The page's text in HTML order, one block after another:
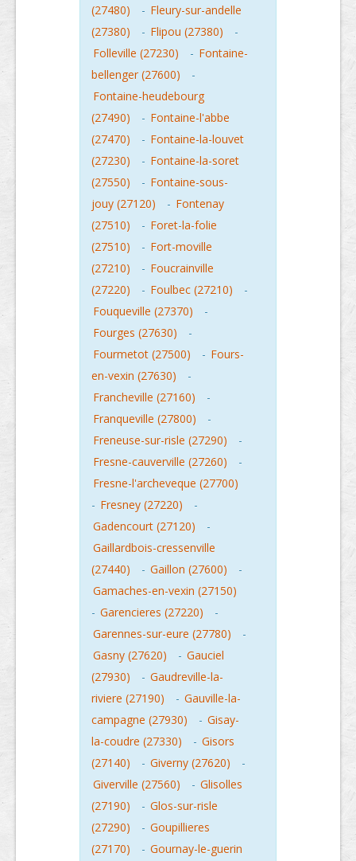
(27480)
- Fleury-sur-andelle
(27380)
- Flipou (27380)
-
Folleville (27230)
- Fontaine-
bellenger (27600)
-
Fontaine-heudebourg
(27490)
- Fontaine-l'abbe
(27470)
- Fontaine-la-louvet
(27230)
- Fontaine-la-soret
(27550)
- Fontaine-sous-
jouy (27120)
- Fontenay
(27510)
- Foret-la-folie
(27510)
- Fort-moville
(27210)
- Foucrainville
(27220)
- Foulbec (27210)
-
Fouqueville (27370)
-
Fourges (27630)
-
Fourmetot (27500)
- Fours-
en-vexin (27630)
-
Francheville (27160)
-
Franqueville (27800)
-
Freneuse-sur-risle (27290)
-
Fresne-cauverville (27260)
-
Fresne-l'archeveque (27700)
- Fresney (27220)
-
Gadencourt (27120)
-
Gaillardbois-cressenville
(27440)
- Gaillon (27600)
-
Gamaches-en-vexin (27150)
- Garencieres (27220)
-
Garennes-sur-eure (27780)
-
Gasny (27620)
- Gauciel
(27930)
- Gaudreville-la-
riviere (27190)
- Gauville-la-
campagne (27930)
- Gisay-
la-coudre (27330)
- Gisors
(27140)
- Giverny (27620)
-
Giverville (27560)
- Glisolles
(27190)
- Glos-sur-risle
(27290)
- Goupillieres
(27170)
- Gournay-le-guerin